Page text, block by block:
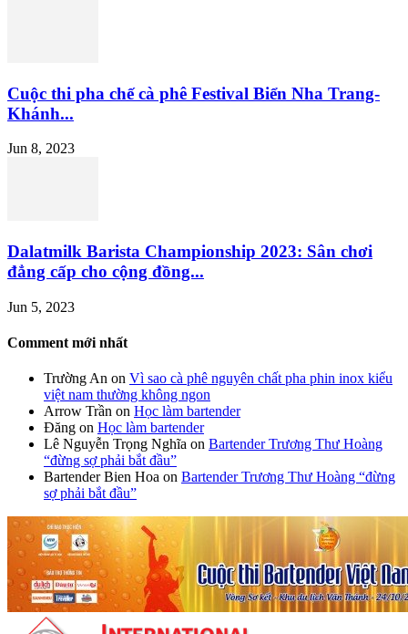
Cuộc thi pha chế cà phê Festival Biển Nha Trang-
Khánh...
Jun 8, 2023
Dalatmilk Barista Championship 2023: Sân chơi
đẳng cấp cho cộng đồng...
Jun 5, 2023
Comment mới nhất
Trường An on Vì sao cà phê nguyên chất pha phin inox kiểu
việt nam thường không ngon
Arrow Trần on Học làm bartender
Đăng on Học làm bartender
Lê Nguyễn Trọng Nghĩa on Bartender Trương Thư Hoàng
“đừng sợ phải bắt đầu”
Bartender Bien Hoa on Bartender Trương Thư Hoàng “đừng
sợ phải bắt đầu”